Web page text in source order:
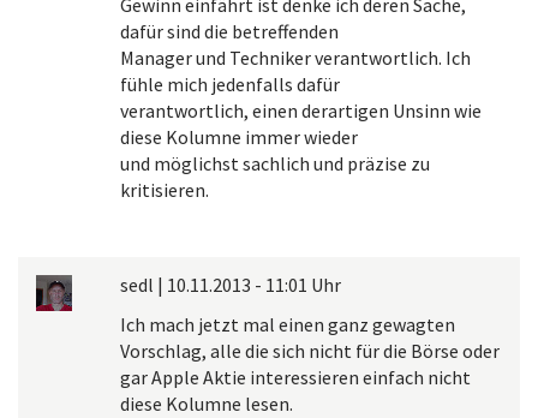
dafür sind die betreffenden
Manager und Techniker verantwortlich. Ich
fühle mich jedenfalls dafür
verantwortlich, einen derartigen Unsinn wie
diese Kolumne immer wieder
und möglichst sachlich und präzise zu
kritisieren.
sedl | 10.11.2013 - 11:01 Uhr
Ich mach jetzt mal einen ganz gewagten
Vorschlag, alle die sich nicht für die Börse oder
gar Apple Aktie interessieren einfach nicht
diese Kolumne lesen.